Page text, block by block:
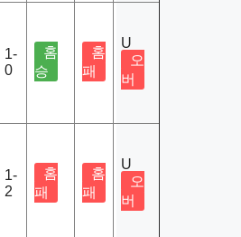
1-
0
홈
승
홈
패
U
오
버
1-
2
홈
패
홈
패
U
오
버